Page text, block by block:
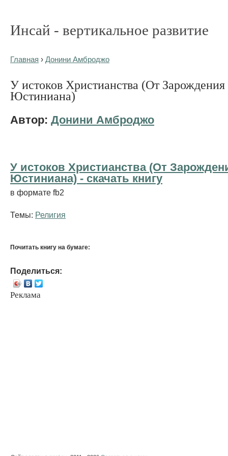
Инсай - вертикальное развитие
Главная › Донини Амброджо
У истоков Христианства (От Зарождения
Юстиниана)
Автор: Донини Амброджо
У истоков Христианства (От
Юстиниана) - cкачать книгу
в формате fb2
Темы: Религия
Почитать книгу на бумаге:
Поделиться:
Реклама